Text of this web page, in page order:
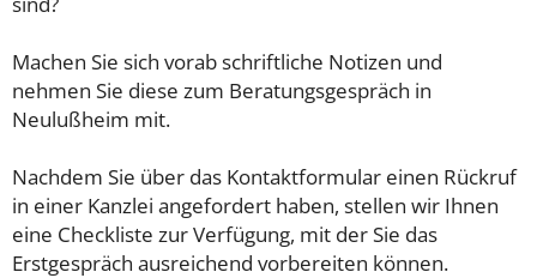
Machen Sie sich vorab schriftliche Notizen und
nehmen Sie diese zum Beratungsgespräch in
Neulußheim mit.
Nachdem Sie über das Kontaktformular einen Rückruf
in einer Kanzlei angefordert haben, stellen wir Ihnen
eine Checkliste zur Verfügung, mit der Sie das
Erstgespräch ausreichend vorbereiten können.